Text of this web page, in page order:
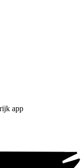
app